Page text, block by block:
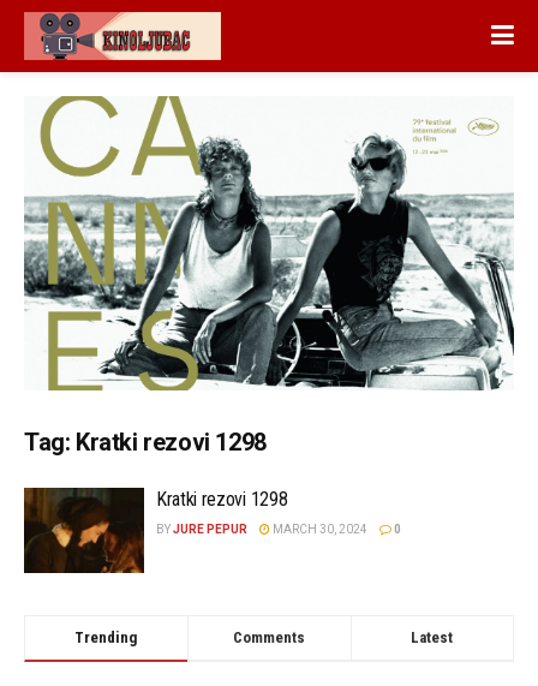
Tag: Kratki rezovi 1298
Kratki rezovi 1298
BYJURE PEPUR MARCH 30, 2024 0
Trending Comments Latest